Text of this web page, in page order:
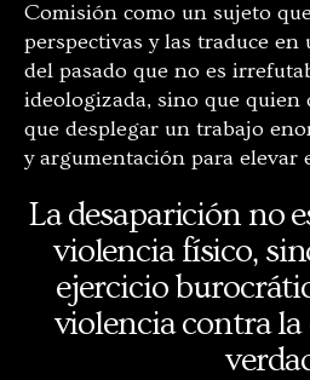
Comisión como un sujeto
perspectivas y las traduce
del pasado que no es
ideologizada, sino que quien
que desplegar un trabajo
y argumentación para elevar
La desaparición no
violencia físico,
ejercicio
violencia contra la